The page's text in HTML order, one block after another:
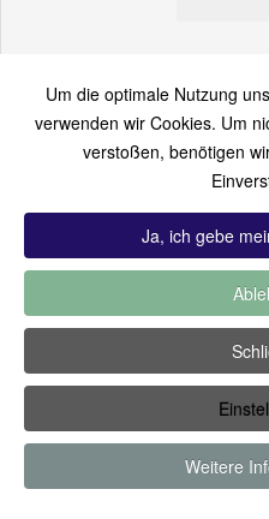
An einen
Bitte loggen Sie sich zuerst
-
kommentiert-
Copyright ©2019
Um die optimale Nutzung
verwenden wir Cookies. Um
verstoßen, benötigen
Ja, ich gebe
Weitere